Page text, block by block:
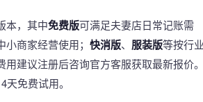
本，其中免费版可满足夫妻店日常记账需
小商家经营使用； 快消版、 服装版等按行
用建议注册后咨询官方客服获取最新报价
天免费试用。